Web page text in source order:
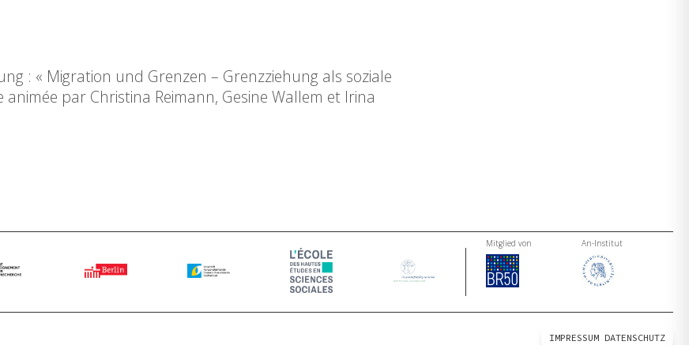
: « Migration und Grenzen – Grenzziehung als soziale
par Christina Reimann, Gesine Wallem et Irina
Mitglied von An-Institut
IMPRESSUM DATENSCHUTZ